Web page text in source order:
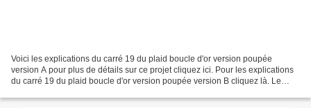
Voici les explications du carré 19 du plaid boucle d'or version poupée
version A pour plus de détails sur ce projet cliquez ici. Pour les explications
du carré 19 du plaid boucle d'or version poupée version B cliquez là. Le